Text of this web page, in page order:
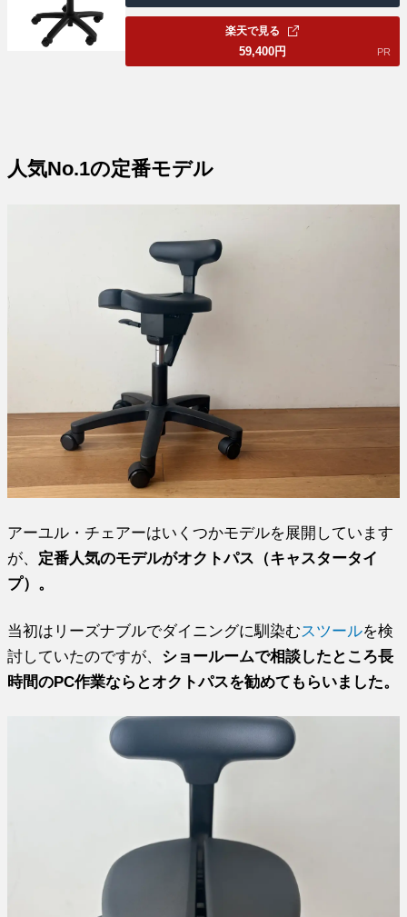
59,400円
楽天で見る
PR
人気No.1の定番モデル
アーユル・チェアーはいくつかモデルを展開しています
が、 定番人気のモデルがオクトパス（キャスタータイ
プ）。
当初はリーズナブルでダイニングに馴染むスツールを検
討していたのですが、 ショールームで相談したところ長
時間のPC作業ならとオクトパスを勧めてもらいました。